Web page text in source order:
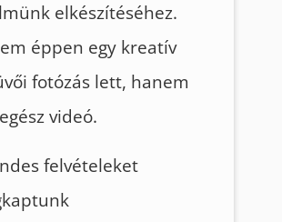
elkészítéséhez.
éppen egy kreatív
fotózás lett, hanem
videó.
felvételeket